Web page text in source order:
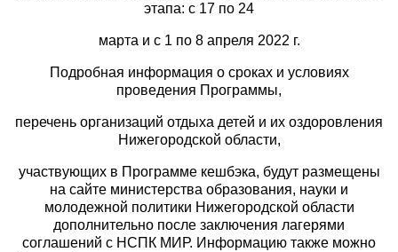
этапа: с 17 по 24
марта и с 1 по 8 апреля 2022 г.
Подробная информация о сроках и условиях
проведения Программы,
перечень организаций отдыха детей и их оздоровления
Нижегородской области,
участвующих в Программе кешбэка, будут размещены
на сайте министерства образования, науки и
молодежной политики Нижегородской области
дополнительно после заключения лагерями
соглашений с НСПК МИР. Информацию также можно